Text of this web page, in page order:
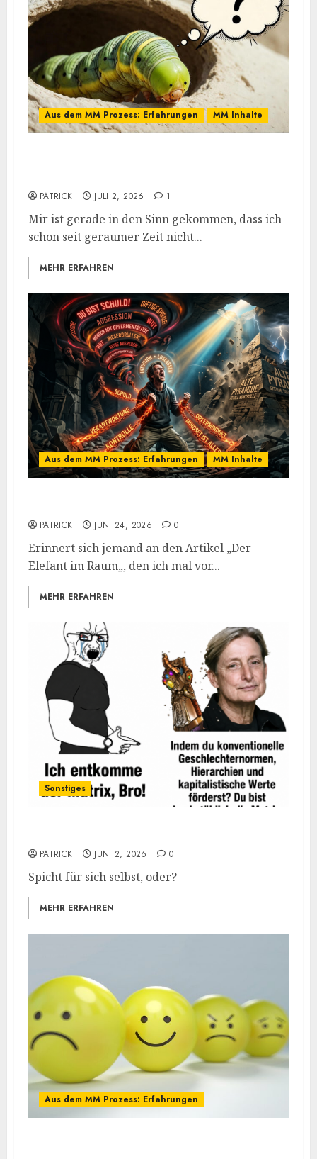
Aus dem MM Prozess: Erfahrungen MM Inhalte
PATRICK JULI 2, 2026 1
Mir ist gerade in den Sinn gekommen, dass ich
schon seit geraumer Zeit nicht...
MEHR ERFAHREN
Aus dem MM Prozess: Erfahrungen MM Inhalte
PATRICK JUNI 24, 2026 0
Erinnert sich jemand an den Artikel „Der
Elefant im Raum„, den ich mal vor...
MEHR ERFAHREN
Sonstiges
PATRICK JUNI 2, 2026 0
Spicht für sich selbst, oder?
MEHR ERFAHREN
Aus dem MM Prozess: Erfahrungen